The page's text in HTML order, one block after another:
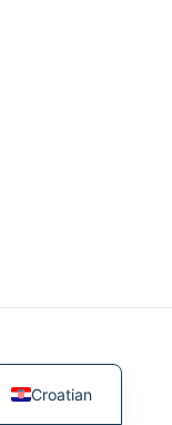
iz interneta ili
Croatian